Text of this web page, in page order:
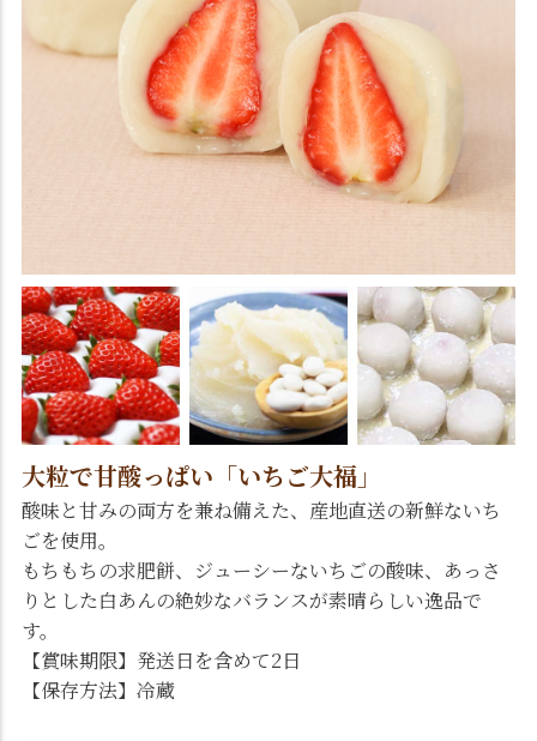
大粒で甘酸っぱい「いちご大福」
酸味と甘みの両方を兼ね備えた、産地直送の新鮮ないち
ごを使用。
もちもちの求肥餅、ジューシーないちごの酸味、あっさ
りとした白あんの絶妙なバランスが素晴らしい逸品で
す。
【賞味期限】発送日を含めて2日
【保存方法】冷蔵